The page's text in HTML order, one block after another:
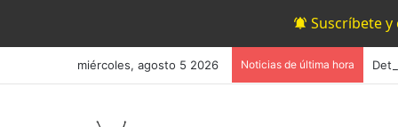
Suscríbete
miércoles, agosto 5 2026 Noticias de última hora